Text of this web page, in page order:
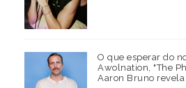
O que esperar do
Awolnation, "The
Aaron Bruno